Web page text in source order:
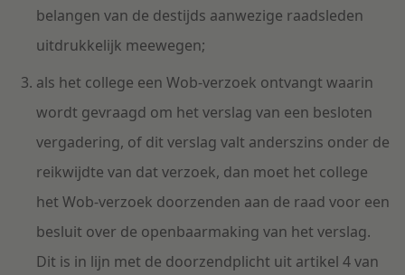
belangen van de destijds aanwezige raadsleden
uitdrukkelijk meewegen;
als het college een Wob-verzoek ontvangt waarin
wordt gevraagd om het verslag van een besloten
vergadering, of dit verslag valt anderszins onder de
reikwijdte van dat verzoek, dan moet het college
het Wob-verzoek doorzenden aan de raad voor een
besluit over de openbaarmaking van het verslag.
Dit is in lijn met de doorzendplicht uit artikel 4 van